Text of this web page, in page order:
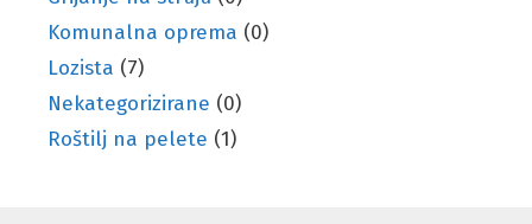
Komunalna oprema (0)
Lozista (7)
Nekategorizirane (0)
Roštilj na pelete (1)